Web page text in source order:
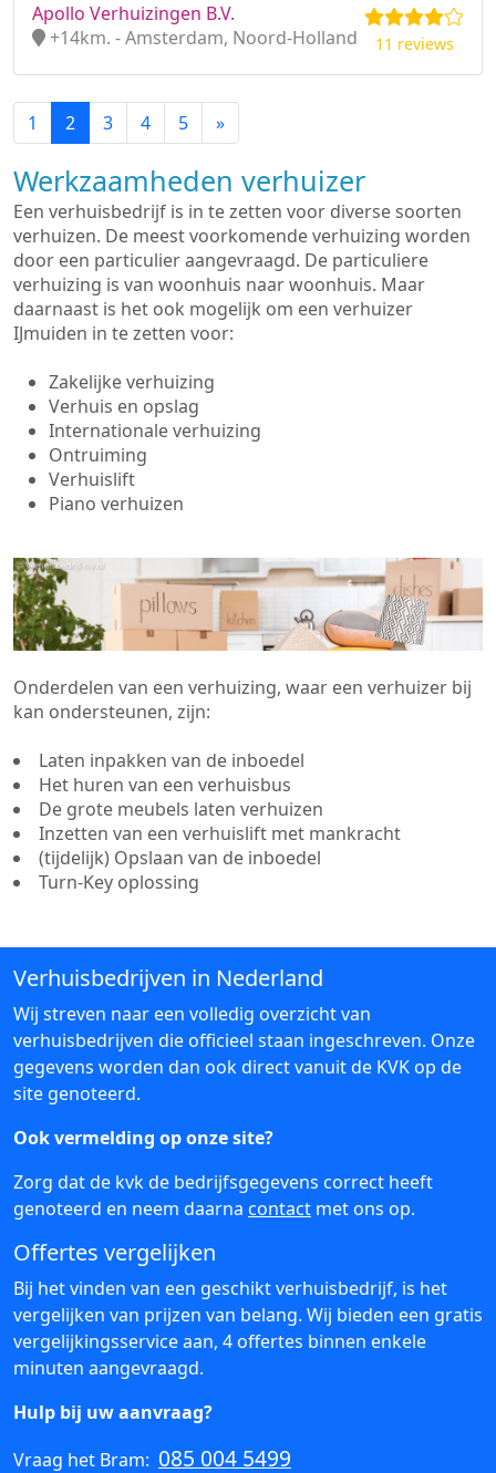
Apollo Verhuizingen B.V.
+14km. - Amsterdam, Noord-Holland
11 reviews
1 2 3 4 5 »
Werkzaamheden verhuizer
Een verhuisbedrijf is in te zetten voor diverse soorten
verhuizen. De meest voorkomende verhuizing worden
door een particulier aangevraagd. De particuliere
verhuizing is van woonhuis naar woonhuis. Maar
daarnaast is het ook mogelijk om een verhuizer
IJmuiden in te zetten voor:
Zakelijke verhuizing
Verhuis en opslag
Internationale verhuizing
Ontruiming
Verhuislift
Piano verhuizen
Onderdelen van een verhuizing, waar een verhuizer bij
kan ondersteunen, zijn:
Laten inpakken van de inboedel
Het huren van een verhuisbus
De grote meubels laten verhuizen
Inzetten van een verhuislift met mankracht
(tijdelijk) Opslaan van de inboedel
Turn-Key oplossing
Verhuisbedrijven in Nederland
Wij streven naar een volledig overzicht van
verhuisbedrijven die officieel staan ingeschreven. Onze
gegevens worden dan ook direct vanuit de KVK op de
site genoteerd.
Ook vermelding op onze site?
Zorg dat de kvk de bedrijfsgegevens correct heeft
genoteerd en neem daarna contact met ons op.
Offertes vergelijken
Bij het vinden van een geschikt verhuisbedrijf, is het
vergelijken van prijzen van belang. Wij bieden een gratis
vergelijkingsservice aan, 4 offertes binnen enkele
minuten aangevraagd.
Hulp bij uw aanvraag?
Vraag het Bram: 085 004 5499